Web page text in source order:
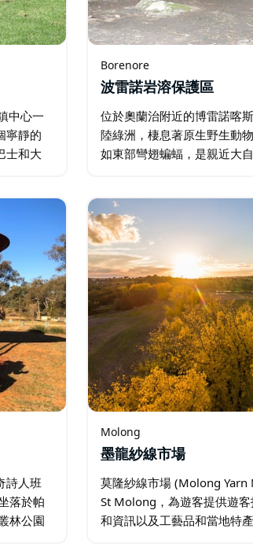
中心一
寧靜的
士和大
Borenore
波雷諾岩溶保護區
位於奧蘭治附近的博雷諾喀
陸綠洲，棲息著原生野生動
如東部彎翅蝙蝠，是親近大
上手電筒，以便欣賞洞內的鐘
詩人班
落於帕
林公園
Molong
墨龍紗線市場
莫隆紗線市場 (Molong
St Molong，為遊客提供遊
和資訊以及工藝品和當地特